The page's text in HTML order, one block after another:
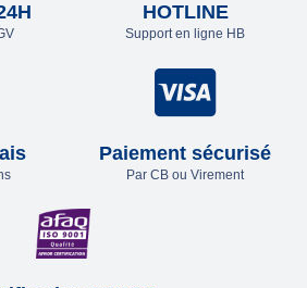
HOTLINE
Support en ligne HB
Paiement sécurisé
Par CB ou Virement